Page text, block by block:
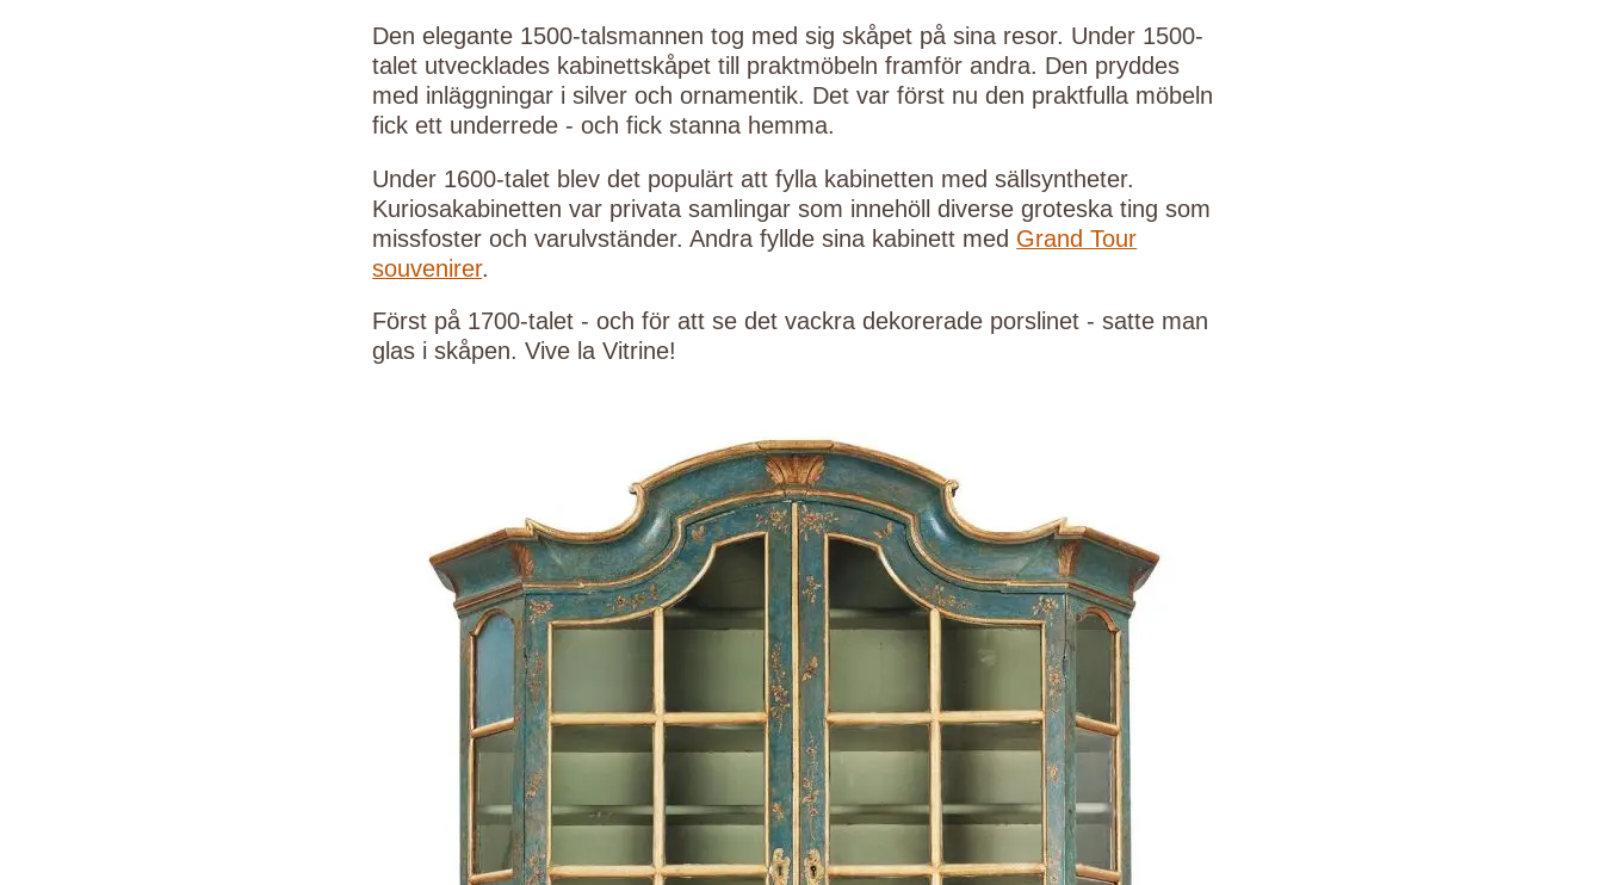
Den elegante 1500-talsmannen tog med sig skåpet på sina resor. Under 1500-
talet utvecklades kabinettskåpet till praktmöbeln framför andra. Den pryddes
med inläggningar i silver och ornamentik. Det var först nu den praktfulla möbeln
fick ett underrede - och fick stanna hemma.
Under 1600-talet blev det populärt att fylla kabinetten med sällsyntheter.
Kuriosakabinetten var privata samlingar som innehöll diverse groteska ting som
missfoster och varulvständer. Andra fyllde sina kabinett med Grand Tour
souvenirer.
Först på 1700-talet - och för att se det vackra dekorerade porslinet - satte man
glas i skåpen. Vive la Vitrine!